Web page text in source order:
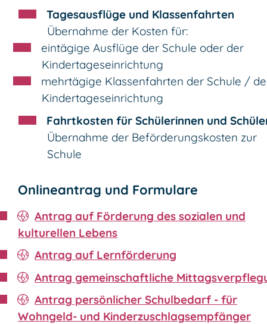
Tagesausflüge und Klassenfahrten
Übernahme der Kosten für:
eintägige Ausflüge der Schule oder der
Kindertageseinrichtung
mehrtägige Klassenfahrten der Schule /
Kindertageseinrichtung
Fahrtkosten für Schülerinnen und
Übernahme der Beförderungskosten zur
Schule
Onlineantrag und Formulare
Antrag auf Förderung des sozialen und
kulturellen Lebens
Antrag auf Lernförderung
Antrag gemeinschaftliche
Antrag persönlicher Schulbedarf - für
Wohngeld- und Kinderzuschlagsempfänger